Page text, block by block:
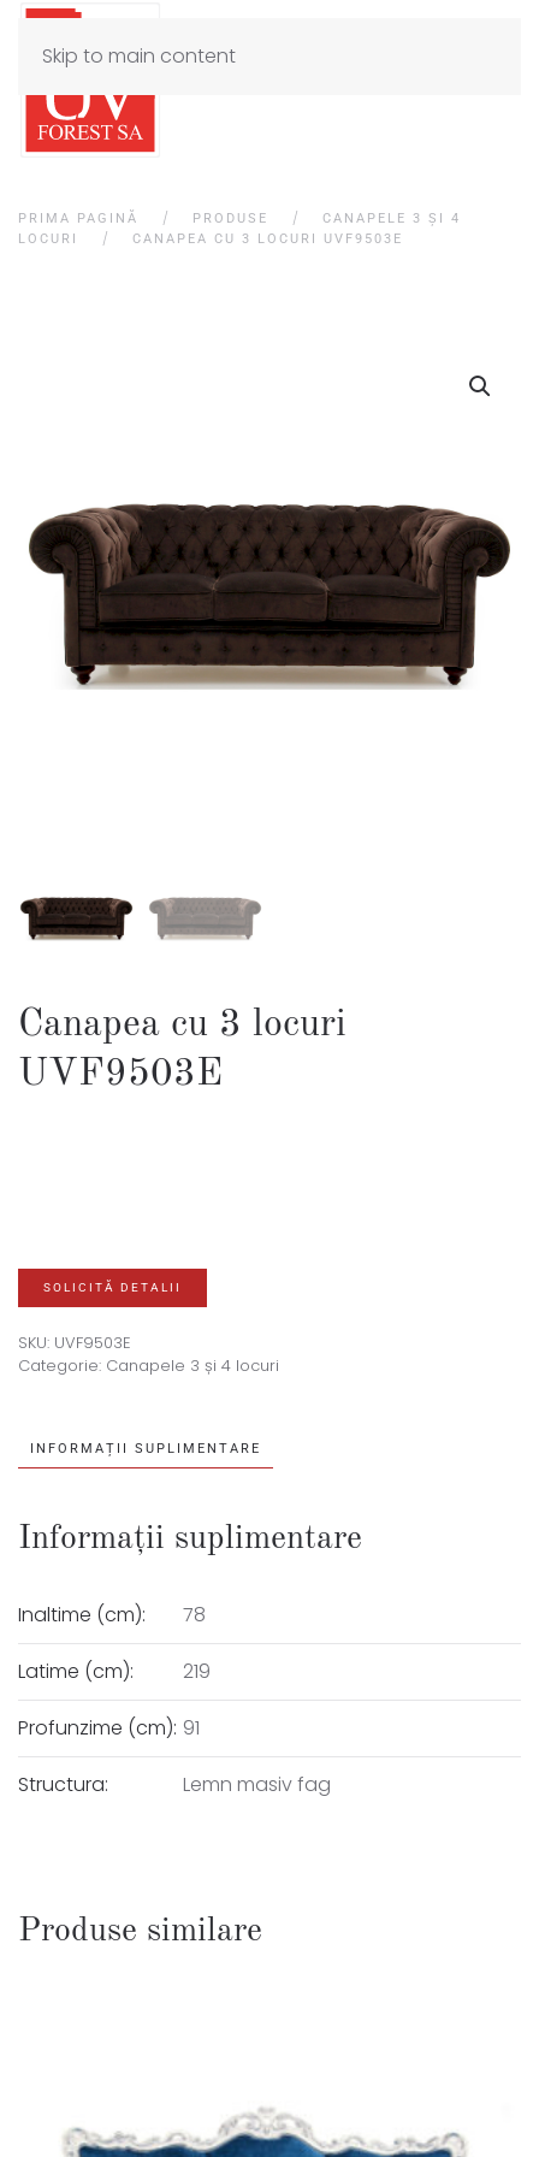
Skip to main content
PRIMA PAGINĂ PRODUSE
CANAPELE 3 ȘI 4
LOCURI
CANAPEA CU 3 LOCURI UVF9503E
Canapea cu 3 locuri
UVF9503E
SOLICITĂ DETALII
SKU: UVF9503E
Categorie: Canapele 3 și 4 locuri
INFORMAȚII SUPLIMENTARE
Informații suplimentare
Inaltime (cm): 78
Latime (cm): 219
Profunzime (cm): 91
Structura: Lemn masiv fag
Produse similare